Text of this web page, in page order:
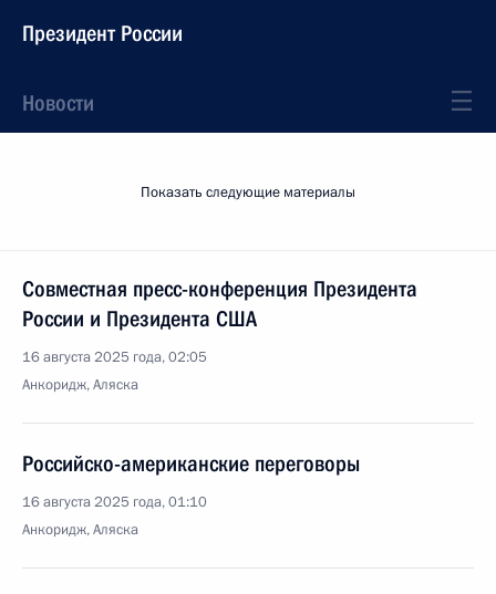
Президент России
Новости
Показать следующие материалы
Совместная пресс-конференция Президента
России и Президента США
16 августа 2025 года, 02:05
Анкоридж, Аляска
Российско-американские переговоры
16 августа 2025 года, 01:10
Анкоридж, Аляска